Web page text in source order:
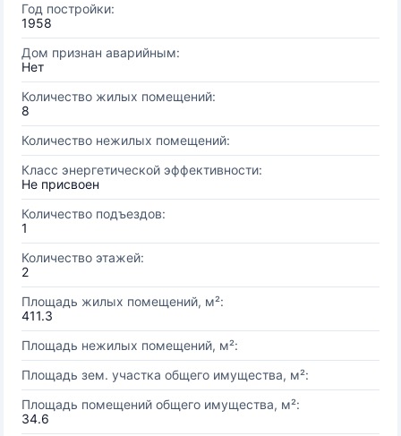
Год постройки:
1958
Дом признан аварийным:
Нет
Количество жилых помещений:
8
Количество нежилых помещений:
Класс энергетической эффективности:
Не присвоен
Количество подъездов:
1
Количество этажей:
2
Площадь жилых помещений, м²:
411.3
Площадь нежилых помещений, м²:
Площадь зем. участка общего имущества, м²:
Площадь помещений общего имущества, м²:
34.6